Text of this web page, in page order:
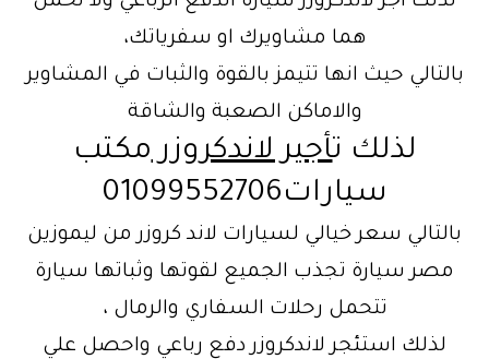
هما مشاويرك او سفرياتك،
بالتالي حيث انها تتيمز بالقوة والثبات في المشاوير
والاماكن الصعبة والشاقة
لذلك تأجير لاندكروزرمكتب
سيارات01099552706
بالتالي سعر خيالي لسيارات لاند كروزر من ليموزين
مصر سيارة تجذب الجميع لقوتها وثباتها سيارة
تتحمل رحلات السفاري والرمال ،
لذلك استئجر لاندكروزر دفع رباعي واحصل علي